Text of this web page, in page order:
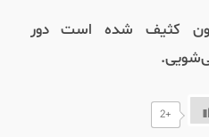
کثیف شده‌ است دور
+2